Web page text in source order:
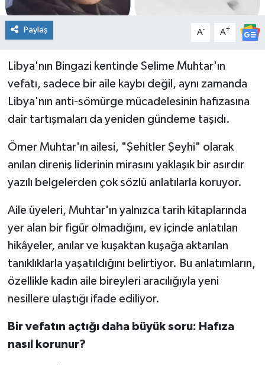
Paylaş A- A+
Libya'nın Bingazi kentinde Selime Muhtar'ın
vefatı, sadece bir aile kaybı değil, aynı zamanda
Libya'nın anti-sömürge mücadelesinin hafızasına
dair tartışmaları da yeniden gündeme taşıdı.
Ömer Muhtar'ın ailesi, "Şehitler Şeyhi" olarak
anılan direniş liderinin mirasını yaklaşık bir asırdır
yazılı belgelerden çok sözlü anlatılarla koruyor.
Aile üyeleri, Muhtar'ın yalnızca tarih kitaplarında
yer alan bir figür olmadığını, ev içinde anlatılan
hikâyeler, anılar ve kuşaktan kuşağa aktarılan
tanıklıklarla yaşatıldığını belirtiyor. Bu anlatımların,
özellikle kadın aile bireyleri aracılığıyla yeni
nesillere ulaştığı ifade ediliyor.
Bir vefatın açtığı daha büyük soru: Hafıza
nasıl korunur?
Sağlık & Yaşam
Siyaset
Spor
Yaşam